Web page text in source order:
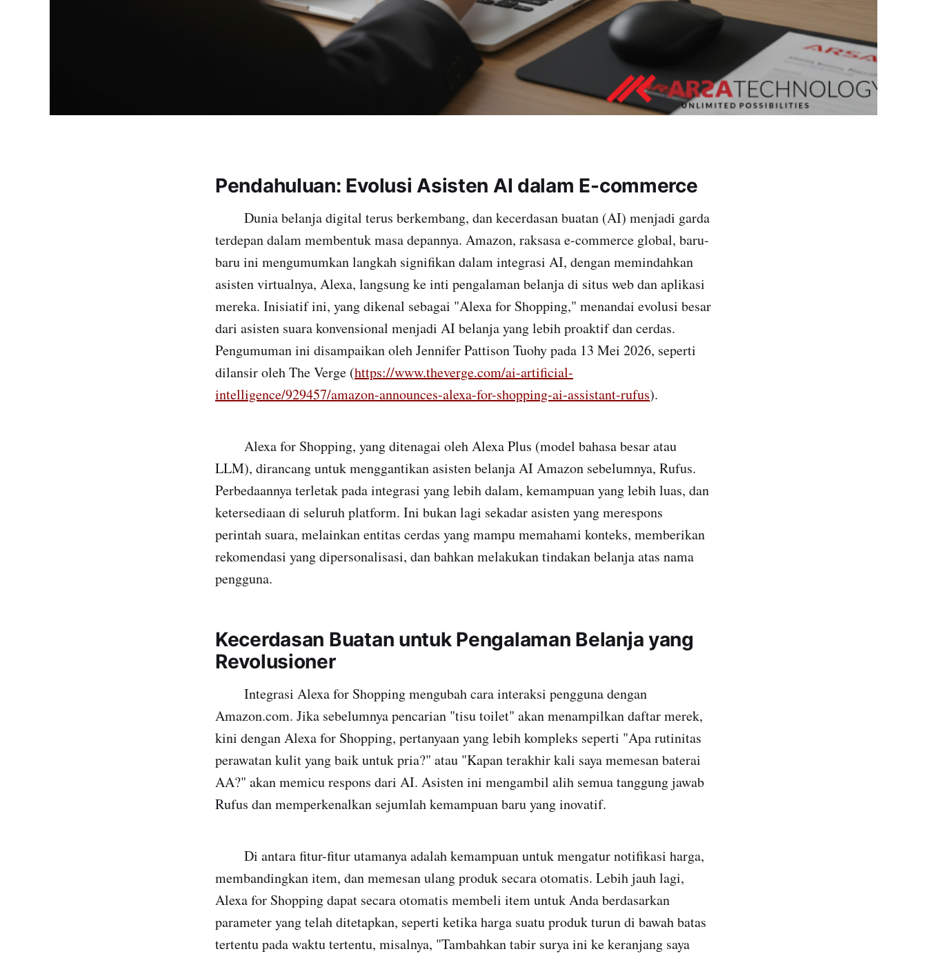
Pendahuluan: Evolusi Asisten AI dalam E-commerce
Dunia belanja digital terus berkembang, dan kecerdasan buatan (AI) menjadi garda
terdepan dalam membentuk masa depannya. Amazon, raksasa e-commerce global, baru-
baru ini mengumumkan langkah signifikan dalam integrasi AI, dengan memindahkan
asisten virtualnya, Alexa, langsung ke inti pengalaman belanja di situs web dan aplikasi
mereka. Inisiatif ini, yang dikenal sebagai "Alexa for Shopping," menandai evolusi besar
dari asisten suara konvensional menjadi AI belanja yang lebih proaktif dan cerdas.
Pengumuman ini disampaikan oleh Jennifer Pattison Tuohy pada 13 Mei 2026, seperti
dilansir oleh The Verge (https://www.theverge.com/ai-artificial-
intelligence/929457/amazon-announces-alexa-for-shopping-ai-assistant-rufus).
Alexa for Shopping, yang ditenagai oleh Alexa Plus (model bahasa besar atau
LLM), dirancang untuk menggantikan asisten belanja AI Amazon sebelumnya, Rufus.
Perbedaannya terletak pada integrasi yang lebih dalam, kemampuan yang lebih luas, dan
ketersediaan di seluruh platform. Ini bukan lagi sekadar asisten yang merespons
perintah suara, melainkan entitas cerdas yang mampu memahami konteks, memberikan
rekomendasi yang dipersonalisasi, dan bahkan melakukan tindakan belanja atas nama
pengguna.
Kecerdasan Buatan untuk Pengalaman Belanja yang
Revolusioner
Integrasi Alexa for Shopping mengubah cara interaksi pengguna dengan
Amazon.com. Jika sebelumnya pencarian "tisu toilet" akan menampilkan daftar merek,
kini dengan Alexa for Shopping, pertanyaan yang lebih kompleks seperti "Apa rutinitas
perawatan kulit yang baik untuk pria?" atau "Kapan terakhir kali saya memesan baterai
AA?" akan memicu respons dari AI. Asisten ini mengambil alih semua tanggung jawab
Rufus dan memperkenalkan sejumlah kemampuan baru yang inovatif.
Di antara fitur-fitur utamanya adalah kemampuan untuk mengatur notifikasi harga,
membandingkan item, dan memesan ulang produk secara otomatis. Lebih jauh lagi,
Alexa for Shopping dapat secara otomatis membeli item untuk Anda berdasarkan
parameter yang telah ditetapkan, seperti ketika harga suatu produk turun di bawah batas
tertentu pada waktu tertentu, misalnya, "Tambahkan tabir surya ini ke keranjang saya